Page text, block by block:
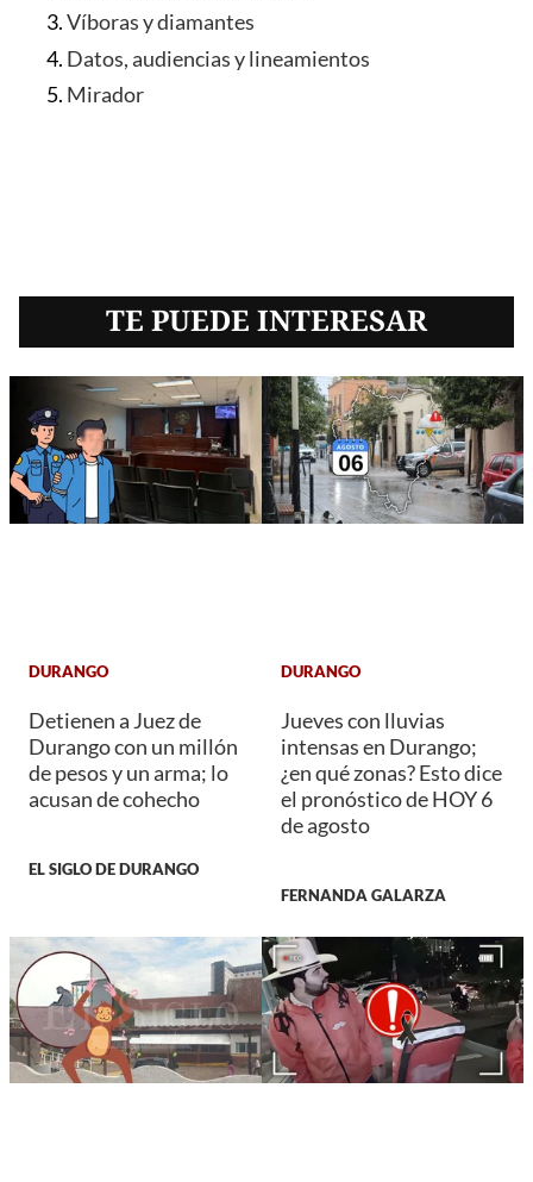
Víboras y diamantes
Datos, audiencias y lineamientos
Mirador
TE PUEDE INTERESAR
DURANGO
Detienen a Juez de
Durango con un millón
de pesos y un arma; lo
acusan de cohecho
EL SIGLO DE DURANGO
DURANGO
Jueves con lluvias
intensas en Durango;
¿en qué zonas? Esto dice
el pronóstico de HOY 6
de agosto
FERNANDA GALARZA